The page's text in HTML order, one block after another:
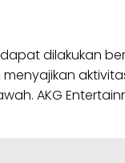
dilakukan
AKG